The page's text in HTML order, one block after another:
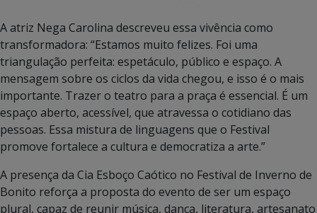
A atriz Nega Carolina descreveu essa vivência como
transformadora: “Estamos muito felizes. Foi uma
triangulação perfeita: espetáculo, público e espaço. A
mensagem sobre os ciclos da vida chegou, e isso é o mais
importante. Trazer o teatro para a praça é essencial. É um
espaço aberto, acessível, que atravessa o cotidiano das
pessoas. Essa mistura de linguagens que o Festival
promove fortalece a cultura e democratiza a arte.”
A presença da Cia Esboço Caótico no Festival de Inverno de
Bonito reforça a proposta do evento de ser um espaço
plural, capaz de reunir música, dança, literatura, artesanato